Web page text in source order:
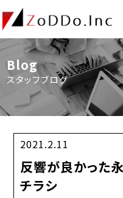
Blog
スタッフブログ
2021.2.11
反響が良かった
チラシ